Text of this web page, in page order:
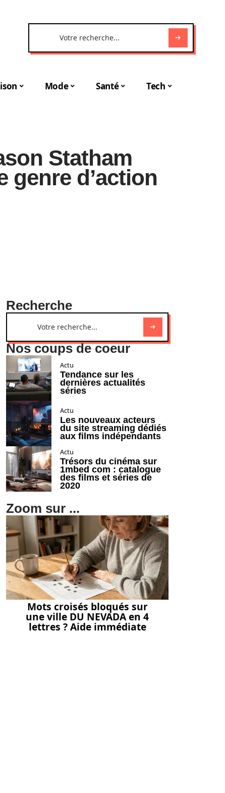
Mode Santé Tech
Statham
genre d’action
Recherche
Nos coups de coeur
Actu
Tendance sur les
dernières actualités
séries
Actu
Les nouveaux acteurs
du site streaming dédiés
aux films indépendants
Actu
Trésors du cinéma sur
1mbed com : catalogue
des films et séries de
2020
Zoom sur ...
Mots croisés bloqués sur
une ville DU NEVADA en 4
lettres ? Aide immédiate